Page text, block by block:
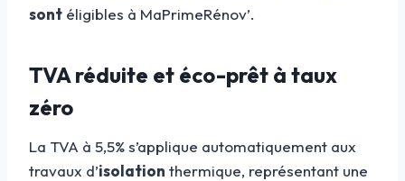
sont éligibles à MaPrimeRénov’.
TVA réduite et éco-prêt à taux
zéro
La TVA à 5,5% s’applique automatiquement aux
travaux d’isolation thermique, représentant une